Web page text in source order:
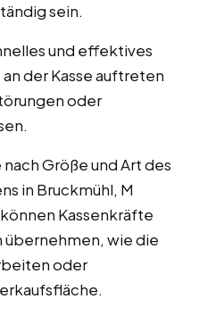
sein.
und effektives
der Kasse auftreten
oder
Größe und Art des
in Bruckmühl, M
Kassenkräfte
übernehmen, wie die
oder